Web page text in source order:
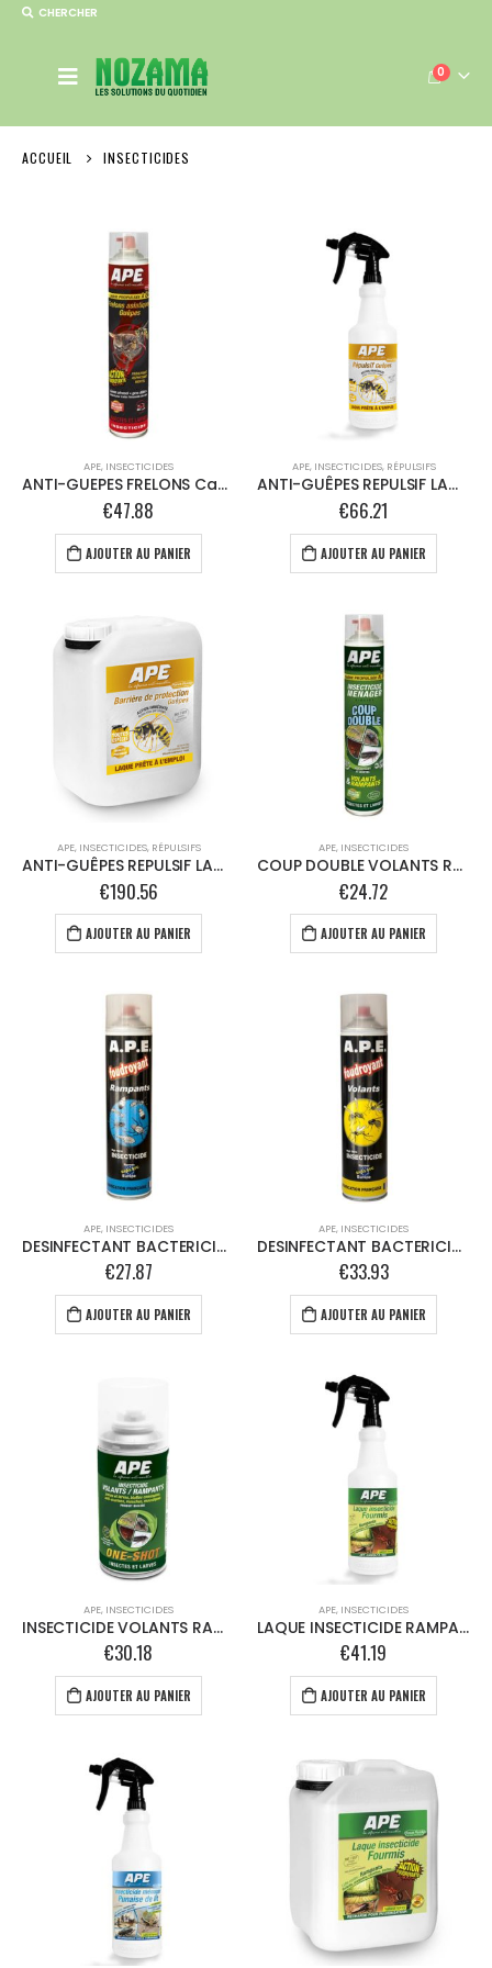
CHERCHER
0
ACCUEIL INSECTICIDES
APE, INSECTICIDES
ANTI-GUEPES FRELONS Canon Jet à 8m
€47.88
AJOUTER AU PANIER
APE, INSECTICIDES, RÉPULSIFS
ANTI-GUÊPES REPULSIF LAQUE – 1L
€66.21
AJOUTER AU PANIER
APE, INSECTICIDES, RÉPULSIFS
ANTI-GUÊPES REPULSIF LAQUE – 5L
€190.56
AJOUTER AU PANIER
APE, INSECTICIDES
COUP DOUBLE VOLANTS RAMPANTS
€24.72
AJOUTER AU PANIER
APE, INSECTICIDES
DESINFECTANT BACTERICIDE INSECTICIDE RAMPANTS
€27.87
AJOUTER AU PANIER
APE, INSECTICIDES
DESINFECTANT BACTERICIDE INSECTICIDE VOLANTS
€33.93
AJOUTER AU PANIER
APE, INSECTICIDES
INSECTICIDE VOLANTS RAMPANTS ONE SHOT
€30.18
AJOUTER AU PANIER
APE, INSECTICIDES
LAQUE INSECTICIDE RAMPANTS – 1L
€41.19
AJOUTER AU PANIER